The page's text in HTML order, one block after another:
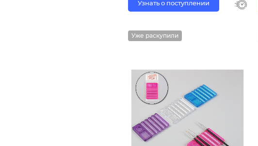
Узнать о поступлении
Уже раскупили